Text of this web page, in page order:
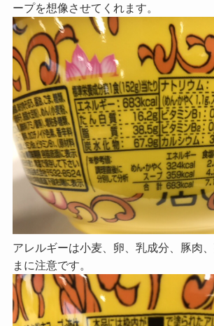
ープを想像させてくれます。
アレルギーは小麦、卵、乳成分、豚肉
まに注意です。